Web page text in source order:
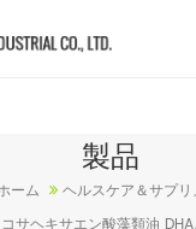
製品
ーム
ヘルスケア＆サプリ